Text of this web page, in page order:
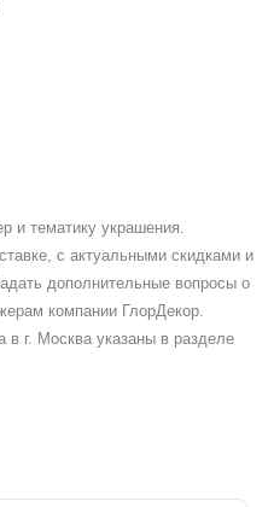
и тематику украшения.
с актуальными скидками и
дополнительные вопросы о
компании ГлорДекор.
г. Москва указаны в разделе